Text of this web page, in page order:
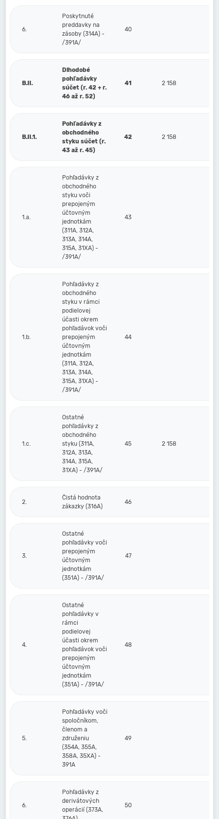
6.
Poskytnuté
preddavky na
zásoby (314A) -
/391A/
40
B.II.
Dlhodobé
pohľadávky
súčet (r. 42 + r.
46 až r. 52)
41 2 158
B.II.1.
Pohľadávky z
obchodného
styku súčet (r.
43 až r. 45)
42 2 158
1.a.
Pohľadávky z
obchodného
styku voči
prepojeným
účtovným
jednotkám
(311A, 312A,
313A, 314A,
315A, 31XA) -
/391A/
43
1.b.
Pohľadávky z
obchodného
styku v rámci
podielovej
účasti okrem
pohľadávok voči
prepojeným
účtovným
jednotkám
(311A, 312A,
313A, 314A,
315A, 31XA) -
/391A/
44
1.c.
Ostatné
pohľadávky z
obchodného
styku (311A,
312A, 313A,
314A, 315A,
31XA) - /391A/
45 2 158
2.
Čistá hodnota
zákazky (316A)
46
3.
Ostatné
pohľadávky voči
prepojeným
účtovným
jednotkám
(351A) - /391A/
47
4.
Ostatné
pohľadávky v
rámci
podielovej
účasti okrem
pohľadávok voči
prepojeným
účtovným
jednotkám
(351A) - /391A/
48
5.
Pohľadávky voči
spoločníkom,
členom a
združeniu
(354A, 355A,
358A, 35XA) -
391A
49
6.
Pohľadávky z
derivátových
operácií (373A,
50